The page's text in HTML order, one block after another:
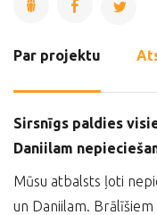
Par projektu
Sirsnīgs paldies
Daniilam
Mūsu atbalsts ļoti
un Daniilam.